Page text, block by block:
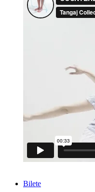
Bilete